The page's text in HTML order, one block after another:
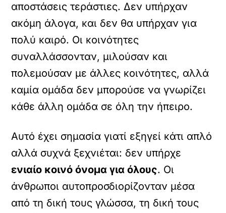
αποστάσεις τεράστιες. Δεν υπήρχαν
ακόμη άλογα, και δεν θα υπήρχαν για
πολύ καιρό. Οι κοινότητες
συναλλάσσονταν, μιλούσαν και
πολεμούσαν με άλλες κοινότητες, αλλά
καμία ομάδα δεν μπορούσε να γνωρίζει
κάθε άλλη ομάδα σε όλη την ήπειρο.
Αυτό έχει σημασία γιατί εξηγεί κάτι απλό
αλλά συχνά ξεχνιέται: δεν υπήρχε
ενιαίο κοινό όνομα για όλους. Οι
άνθρωποι αυτοπροσδιορίζονταν μέσα
από τη δική τους γλώσσα, τη δική τους